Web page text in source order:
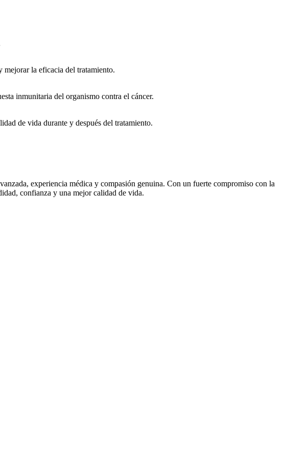
mejorar la eficacia del tratamiento.
inmunitaria del organismo contra el cáncer.
de vida durante y después del tratamiento.
experiencia médica y compasión genuina. Con un fuerte compromiso con la
confianza y una mejor calidad de vida.